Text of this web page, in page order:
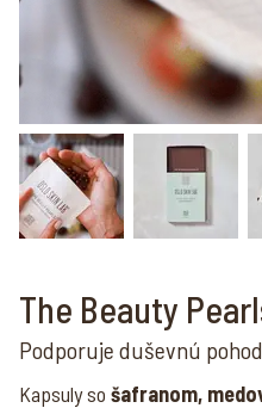
The Beauty
Podporuje duševnú
Kapsuly so šafranom,